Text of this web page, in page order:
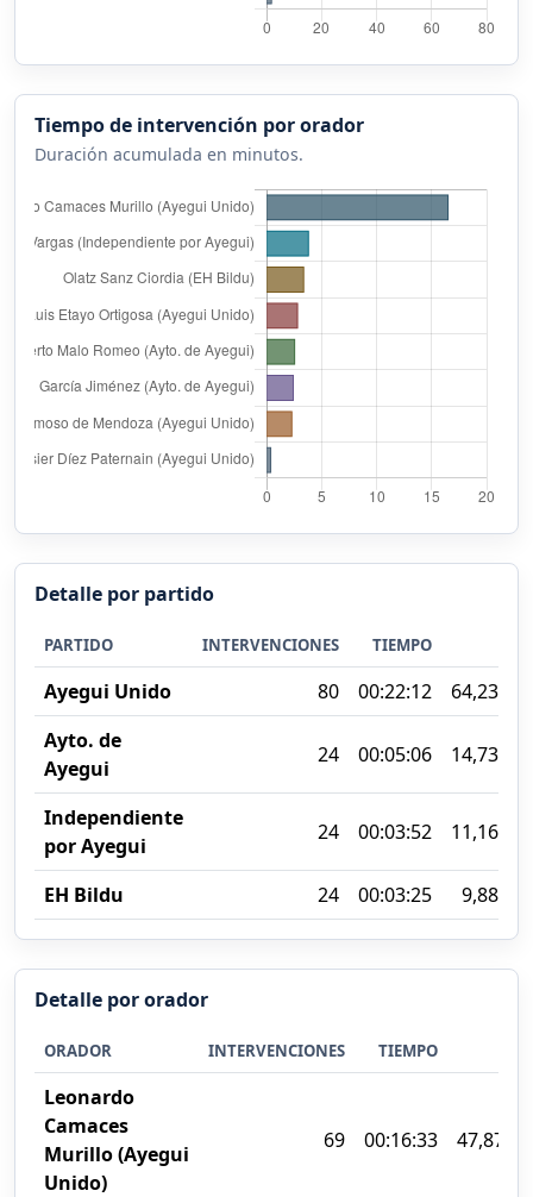
Tiempo de intervención por orador
Duración acumulada en minutos.
Detalle por partido
PARTIDO INTERVENCIONES TIEMPO
Ayegui Unido 80 00:22:12
64,23%
Ayto. de
Ayegui
24 00:05:06 14,73%
Independiente
por Ayegui
24 00:03:52 11,16%
EH Bildu 24 00:03:25 9,88%
Detalle por orador
ORADOR INTERVENCIONES TIEMPO
Leonardo
Camaces
Murillo (Ayegui
Unido)
69 00:16:33 47,87%